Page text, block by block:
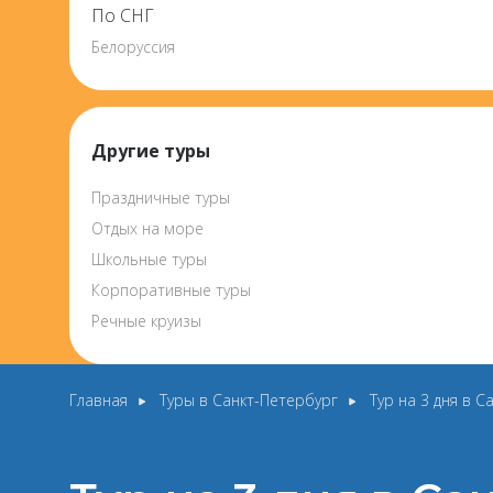
По СНГ
Белоруссия
Другие туры
Праздничные туры
Отдых на море
Школьные туры
Корпоративные туры
Речные круизы
Главная Туры в Санкт-Петербург Тур на 3 дня в